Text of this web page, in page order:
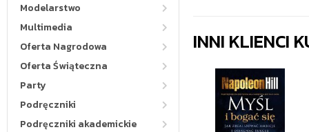
Modelarstwo
Multimedia
Oferta Nagrodowa
Oferta Świąteczna
Party
Podręczniki
Podręczniki akademickie
INNI KLIENCI